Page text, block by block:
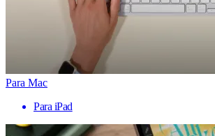
Para Mac
Para iPad